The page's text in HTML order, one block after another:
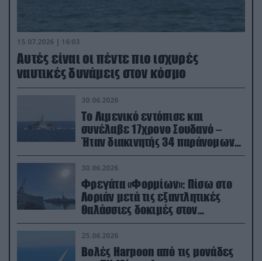
15.07.2026 | 16:03
Aυτές είναι οι πέντε πιο ισχυρές
ναυτικές δυνάμεις στον κόσμο
30.06.2026
Το Λιμενικό εντόπισε και
συνέλαβε 17χρονο Σουδανό –
Ήταν διακινητής 34 παράνομων
μεταναστών
30.06.2026
Φρεγάτα «Φορμίων»: Πίσω στο
Λοριάν μετά τις εξαντλητικές
θαλάσσιες δοκιμές στον
απαιτητικό Βισκαϊκό
25.06.2026
Βολές Harpoon από τις μονάδες